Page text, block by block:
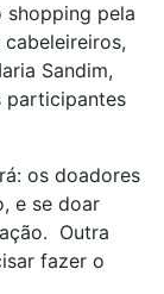
shopping pela
Sandim,
participantes
os doadores
e se doar
Outra
fazer o